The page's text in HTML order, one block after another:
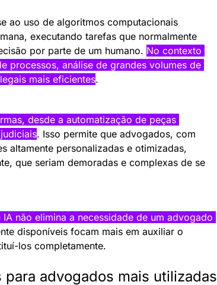
ao uso de algoritmos computacionais
executando tarefas que normalmente
por parte de um humano. No contexto
processos, análise de grandes volumes de
mais eficientes.
desde a automatização de peças
. Isso permite que advogados, com
altamente personalizadas e otimizadas,
que seriam demoradas e complexas de se
não elimina a necessidade de um advogado
disponíveis focam mais em auxiliar o
los completamente.
advogados mais utilizadas